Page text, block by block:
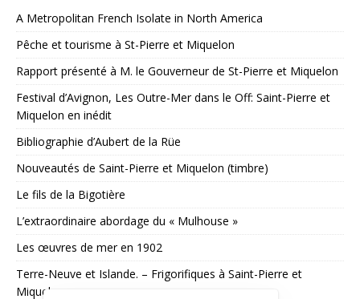
A Metropolitan French Isolate in North America
Pêche et tourisme à St-Pierre et Miquelon
Rapport présenté à M. le Gouverneur de St-Pierre et Miquelon
Festival d’Avignon, Les Outre-Mer dans le Off: Saint-Pierre et
Miquelon en inédit
Bibliographie d’Aubert de la Rüe
Nouveautés de Saint-Pierre et Miquelon (timbre)
Le fils de la Bigotière
L’extraordinaire abordage du « Mulhouse »
Les œuvres de mer en 1902
Terre-Neuve et Islande. – Frigorifiques à Saint-Pierre et
Miquelon